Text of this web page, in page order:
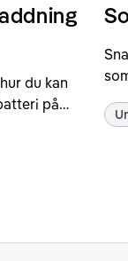
du kan
på
att